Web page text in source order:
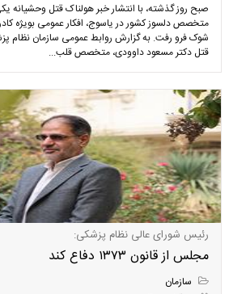
صبح روز گذشته، با انتشار خبر هولناک قتل وحشیانه
متخصص دلسوز کشور در یاسوج، افکار عمومی بویژه
شوک فرو رفت. به گزارش روابط عمومی سازمان نظام
قتل دکتر مسعود داوودی، متخصص قلب...
رئیس شورای عالی نظام پزشکی:
مجلس از قانون ۱۳۷۳ دفاع کند
سازمان